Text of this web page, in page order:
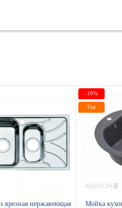
врезная нержавеющая
Мойка
-10%
Top